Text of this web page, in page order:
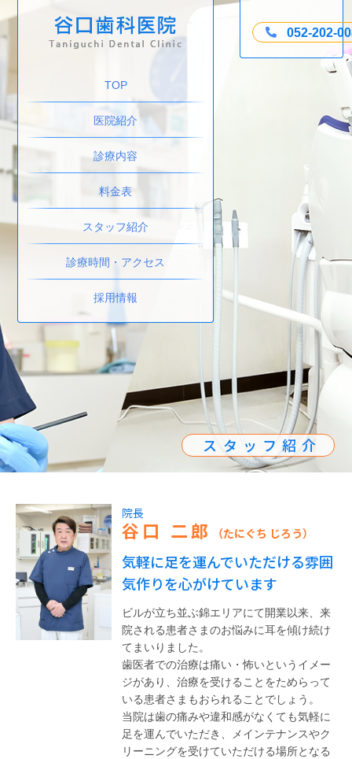
TOP
医院紹介
診療内容
料金表
スタッフ紹介
診療時間・アクセス
採用情報
052-202-
スタッフ紹介
院長
谷口 二郎 （たにぐち じろう）
気軽に足を運んでいただける雰囲
気作りを心がけています
ビルが立ち並ぶ錦エリアにて開業以来、来
院される患者さまのお悩みに耳を傾け続け
てまいりました。
歯医者での治療は痛い・怖いというイメー
ジがあり、治療を受けることをためらって
いる患者さまもおられることでしょう。
当院は歯の痛みや違和感がなくても気軽に
足を運んでいただき、メインテナンスやク
リーニングを受けていただける場所となる